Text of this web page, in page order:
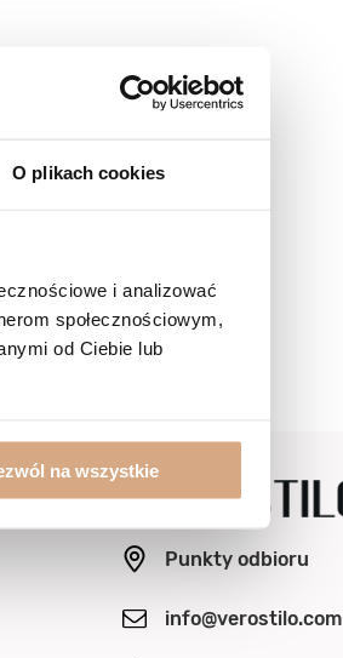
O plikach cookies
i analizować
społecznościowym,
od Ciebie lub
na wszystkie
Punkty odbioru
info@verostilo.com